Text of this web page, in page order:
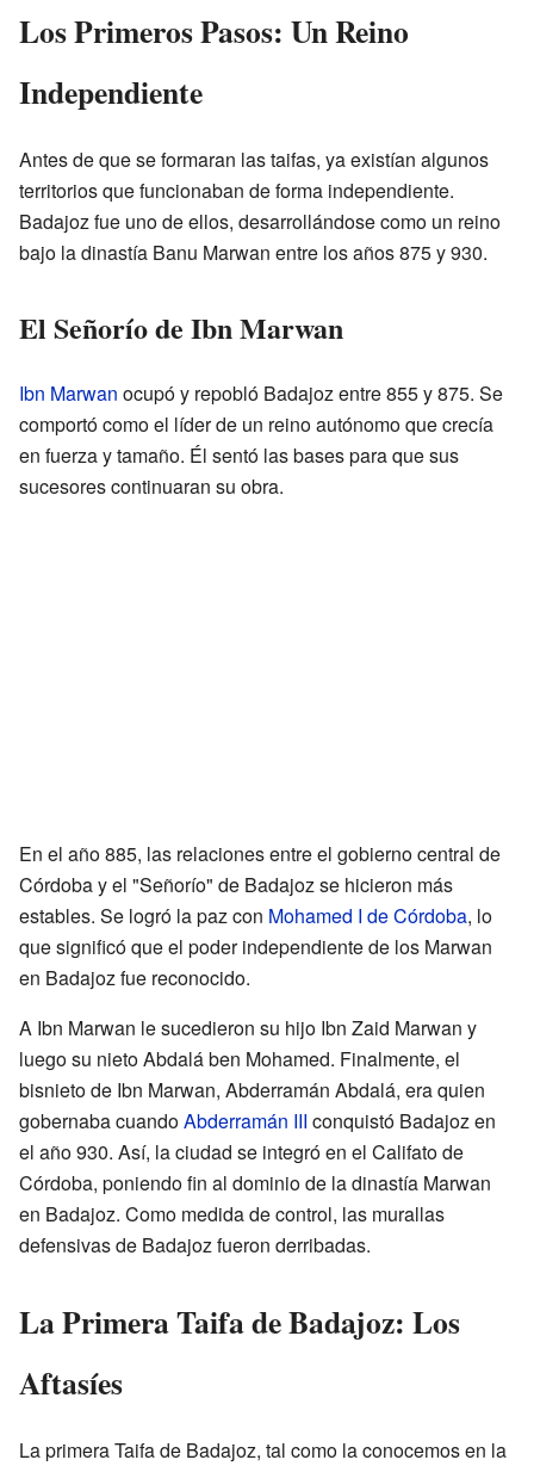
Los Primeros Pasos: Un Reino
Independiente
Antes de que se formaran las taifas, ya existían algunos
territorios que funcionaban de forma independiente.
Badajoz fue uno de ellos, desarrollándose como un reino
bajo la dinastía Banu Marwan entre los años 875 y 930.
El Señorío de Ibn Marwan
Ibn Marwan ocupó y repobló Badajoz entre 855 y 875. Se
comportó como el líder de un reino autónomo que crecía
en fuerza y tamaño. Él sentó las bases para que sus
sucesores continuaran su obra.
En el año 885, las relaciones entre el gobierno central de
Córdoba y el "Señorío" de Badajoz se hicieron más
estables. Se logró la paz con Mohamed I de Córdoba, lo
que significó que el poder independiente de los Marwan
en Badajoz fue reconocido.
A Ibn Marwan le sucedieron su hijo Ibn Zaid Marwan y
luego su nieto Abdalá ben Mohamed. Finalmente, el
bisnieto de Ibn Marwan, Abderramán Abdalá, era quien
gobernaba cuandoAbderramán III conquistó Badajoz en
el año 930. Así, la ciudad se integró en el Califato de
Córdoba, poniendo fin al dominio de la dinastía Marwan
en Badajoz. Como medida de control, las murallas
defensivas de Badajoz fueron derribadas.
La Primera Taifa de Badajoz: Los
Aftasíes
La primera Taifa de Badajoz, tal como la conocemos en la